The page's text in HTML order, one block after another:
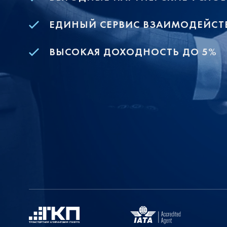
ЕДИНЫЙ СЕРВИС
ВЫСОКАЯ ДОХОДНОСТЬ ДО 5%